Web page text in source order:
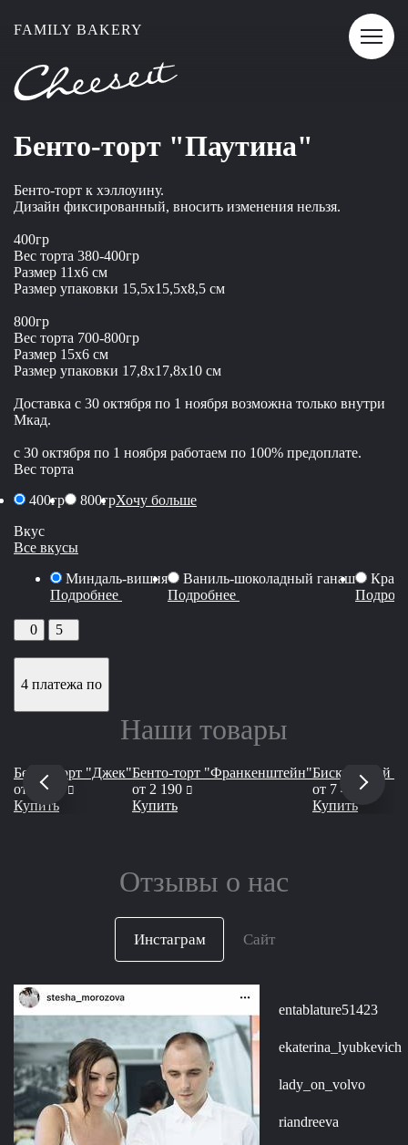
FAMILY BAKERY
Бенто-торт "Паутина"
Бенто-торт к хэллоуину.
Дизайн фиксированный, вносить изменения нельзя.
400гр
Вес торта 380-400гр
Размер 11x6 см
Размер упаковки 15,5x15,5x8,5 см
800гр
Вес торта 700-800гр
Размер 15x6 см
Размер упаковки 17,8x17,8x10 см
Доставка с 30 октября по 1 ноября возможна только внутри
Мкад.
с 30 октября по 1 ноября работаем по 100% предоплате.
Вес торта
400гр
800грХочу больше
Вкус
Все вкусы
Миндаль-вишня
Подробнее
Ваниль-шоколадный ганаш
Подробнее
0 5
4 платежа по
Наши товары
Бенто-торт "Джек"
от
1 990
руб
Купить
Бенто-торт "Франкенштейн"
от 2 190 руб
Купить
Бисквитный
от 7 450
Купить
Отзывы о нас
Инстаграм Сайт
entablature51423
ekaterina_lyubkevich
lady_on_volvo
riandreeva